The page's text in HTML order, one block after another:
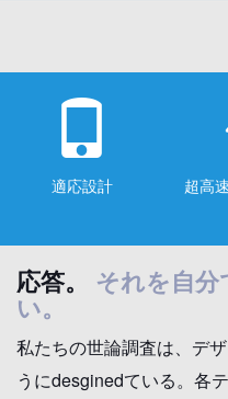
適応設計 超高
応答。 それを自
い。
私たちの世論調査は、デ
うにdesginedている。各